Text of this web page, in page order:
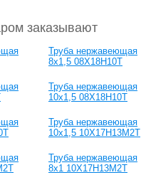
заказывают
Труба нержавеющая
8х1,5 08Х18Н10Т
Труба нержавеющая
10х1,5 08Х18Н10Т
Труба нержавеющая
10х1,5 10Х17Н13М2Т
Труба нержавеющая
8х1 10Х17Н13М2Т